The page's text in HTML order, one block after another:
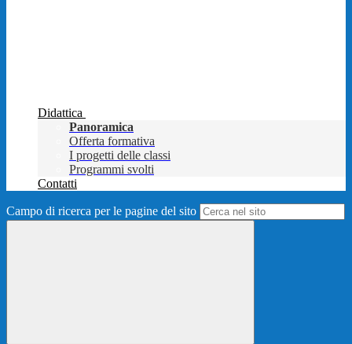
Didattica
Panoramica
Offerta formativa
I progetti delle classi
Programmi svolti
Contatti
Campo di ricerca per le pagine del sito